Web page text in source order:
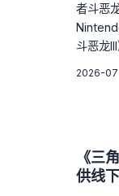
者斗恶
斗恶龙
2026-
《三
供线